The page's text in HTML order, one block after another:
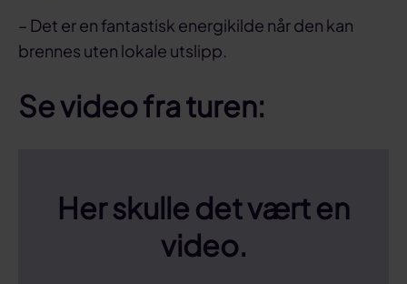
– Det er en fantastisk energikilde når den kan
brennes uten lokale utslipp.
Se video fra turen:
Her skulle det vært en
video.